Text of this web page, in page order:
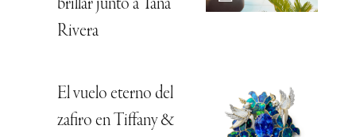
brillar junto a Tana
Rivera
El vuelo eterno del
zafiro en Tiffany &